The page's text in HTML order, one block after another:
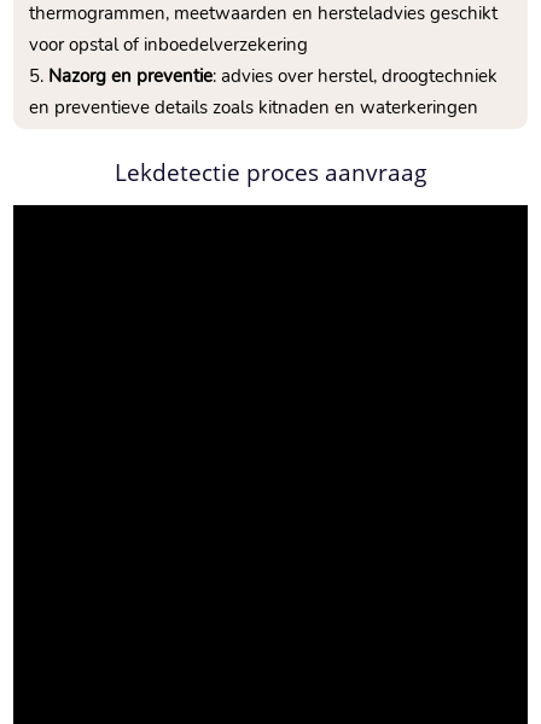
thermogrammen, meetwaarden en hersteladvies geschikt
voor opstal of inboedelverzekering
Nazorg en preventie: advies over herstel, droogtechniek
en preventieve details zoals kitnaden en waterkeringen
Lekdetectie proces aanvraag